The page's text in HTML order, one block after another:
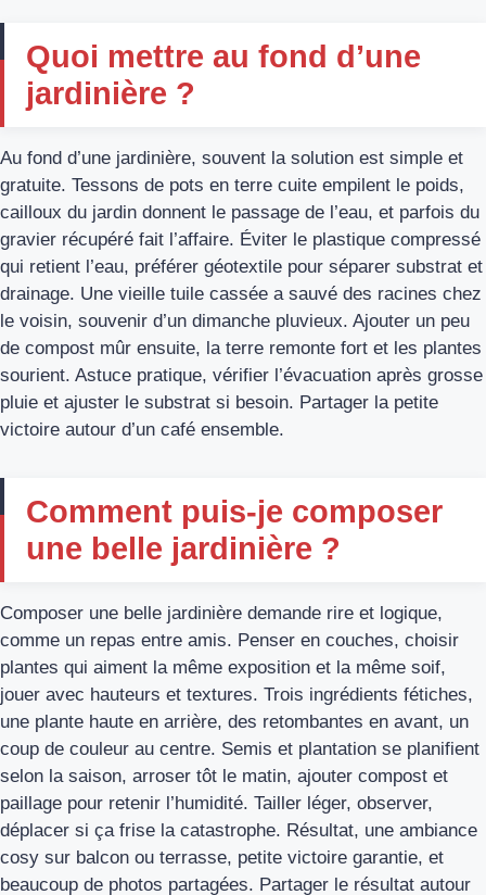
Quoi mettre au fond d’une
jardinière ?
Au fond d’une jardinière, souvent la solution est simple et
gratuite. Tessons de pots en terre cuite empilent le poids,
cailloux du jardin donnent le passage de l’eau, et parfois du
gravier récupéré fait l’affaire. Éviter le plastique compressé
qui retient l’eau, préférer géotextile pour séparer substrat et
drainage. Une vieille tuile cassée a sauvé des racines chez
le voisin, souvenir d’un dimanche pluvieux. Ajouter un peu
de compost mûr ensuite, la terre remonte fort et les plantes
sourient. Astuce pratique, vérifier l’évacuation après grosse
pluie et ajuster le substrat si besoin. Partager la petite
victoire autour d’un café ensemble.
Comment puis-je composer
une belle jardinière ?
Composer une belle jardinière demande rire et logique,
comme un repas entre amis. Penser en couches, choisir
plantes qui aiment la même exposition et la même soif,
jouer avec hauteurs et textures. Trois ingrédients fétiches,
une plante haute en arrière, des retombantes en avant, un
coup de couleur au centre. Semis et plantation se planifient
selon la saison, arroser tôt le matin, ajouter compost et
paillage pour retenir l’humidité. Tailler léger, observer,
déplacer si ça frise la catastrophe. Résultat, une ambiance
cosy sur balcon ou terrasse, petite victoire garantie, et
beaucoup de photos partagées. Partager le résultat autour